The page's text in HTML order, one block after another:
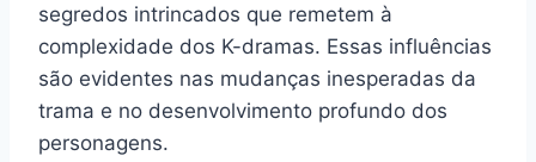
segredos intrincados que remetem à
complexidade dos K-dramas. Essas influências
são evidentes nas mudanças inesperadas da
trama e no desenvolvimento profundo dos
personagens.